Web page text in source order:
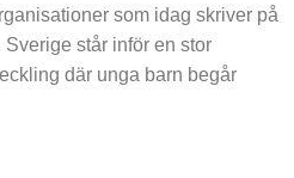
som idag skriver på
står inför en stor
där unga barn begår